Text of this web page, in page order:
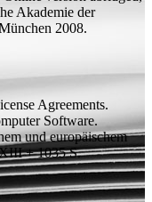
Akademie der
2008.
Agreements.
Software.
und europäischem
+ 1035S.